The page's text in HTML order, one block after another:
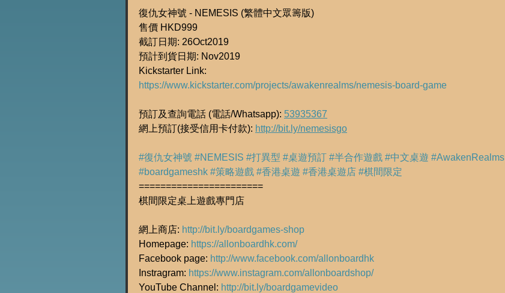
復仇女神號 - NEMESIS (繁體中文眾籌版)
售價 HKD999
截訂日期: 26Oct2019
預計到貨日期: Nov2019
Kickstarter Link:
https://www.kickstarter.com/projects/awakenrealms/nemesis-board-game
預訂及查詢電話 (電話/Whatsapp): 53935367
網上預訂(接受信用卡付款): http://bit.ly/nemesisgo
#復仇女神號 #NEMESIS #打異型 #桌遊預訂 #半合作遊戲 #中文桌遊 #AwakenRealms
#boardgameshk #策略遊戲 #香港桌遊 #香港桌遊店 #棋間限定
=======================
棋間限定桌上遊戲專門店
網上商店: http://bit.ly/boardgames-shop
Homepage: https://allonboardhk.com/
Facebook page: http://www.facebook.com/allonboardhk
Instragram: https://www.instagram.com/allonboardshop/
YouTube Channel: http://bit.ly/boardgamevideo